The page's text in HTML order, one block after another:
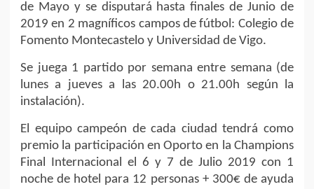
de Mayo y se disputará hasta finales de Junio de
2019 en 2 magníficos campos de fútbol: Colegio de
Fomento Montecastelo y Universidad de Vigo.
Se juega 1 partido por semana entre semana (de
lunes a jueves a las 20.00h o 21.00h según la
instalación).
El equipo campeón de cada ciudad tendrá como
premio la participación en Oporto en la Champions
Final Internacional el 6 y 7 de Julio 2019 con 1
noche de hotel para 12 personas + 300€ de ayuda